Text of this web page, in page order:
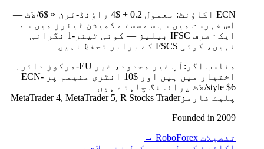
ECN اکاؤنٹ
:
معمول 0.2 + $4 راؤنڈ-ٹرن ≈ $6/لاٹ —
اس فہرست میں سب سے سستے کمیشن ٹیئرز میں سے
ایک ·
صرف IFSC بیلیز — کوئی ٹیئر-1 نگرانی
نہیں، کوئی FSCS کے برابر تحفظ نہیں
مناسب اگر:
آپ غیر محدود، غیر EU-مرکوز دائرہ
اختیار میں ہیں اور $10 انٹری منیمم پر ECN-
style $6/لاٹ پرائسنگ چاہتے ہیں
پلیٹ فارمزMetaTrader 4, MetaTrader 5, R Stocks Trader
Founded in 2009
تفصیلات RoboForex
→